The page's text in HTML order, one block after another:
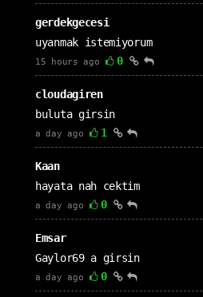
gerdekgecesi
uyanmak istemiyorum
15 hours ago 0
cloudagiren
buluta girsin
a day ago 1
Kaan
hayata nah cektim
a day ago 0
Emsar
Gaylor69 a girsin
a day ago 0